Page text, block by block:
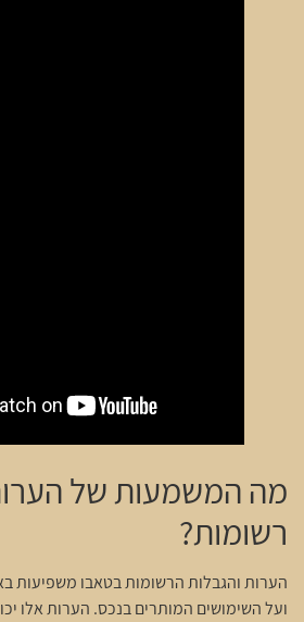
מה המשמעות של
רשומות?
הערות והגבלות הרשומות בטאבו משפיעות
ועל השימושים המותרים בנכס. הערות אלו